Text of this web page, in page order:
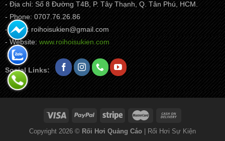
- Địa chỉ: Số 8 Đường T4B, P. Tây Thạnh, Q. Tân Phú, HCM.
- Phone: 0707.76.26.86
- Email: roihoisukien@gmail.com
- Website: www.roihoisukien.com
Social Links:
Copyright 2026 © Rối Hơi Quảng Cáo | Rối Hơi Sự Kiện